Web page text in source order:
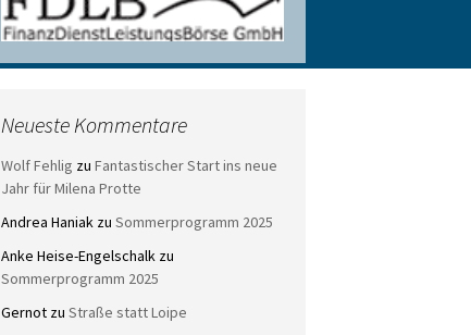
Neueste Kommentare
Wolf Fehlig zu Fantastischer Start ins neue
Jahr für Milena Protte
Andrea Haniak zu Sommerprogramm 2025
Anke Heise-Engelschalk zu
Sommerprogramm 2025
Gernot zu Straße statt Loipe